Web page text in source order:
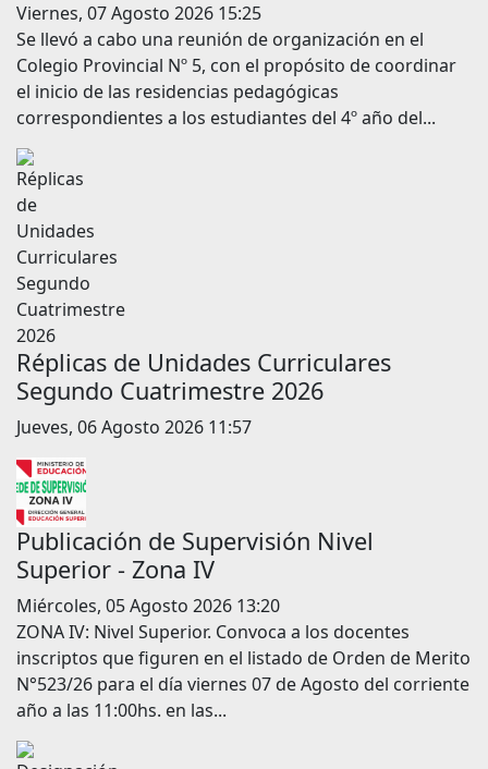
Viernes, 07 Agosto 2026 15:25
Se llevó a cabo una reunión de organización en el
Colegio Provincial Nº 5, con el propósito de coordinar
el inicio de las residencias pedagógicas
correspondientes a los estudiantes del 4º año del...
Réplicas de Unidades Curriculares
Segundo Cuatrimestre 2026
Jueves, 06 Agosto 2026 11:57
Publicación de Supervisión Nivel
Superior - Zona IV
Miércoles, 05 Agosto 2026 13:20
ZONA IV: Nivel Superior. Convoca a los docentes
inscriptos que figuren en el listado de Orden de Merito
N°523/26 para el día viernes 07 de Agosto del corriente
año a las 11:00hs. en las...